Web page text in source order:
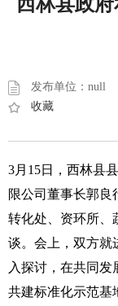
发布单位：null
收藏
3月15日，西林县
限公司董事长郭良
转化处、资环所、
谈。会上，双方就
入探讨，在共同发
共建标准化示范基